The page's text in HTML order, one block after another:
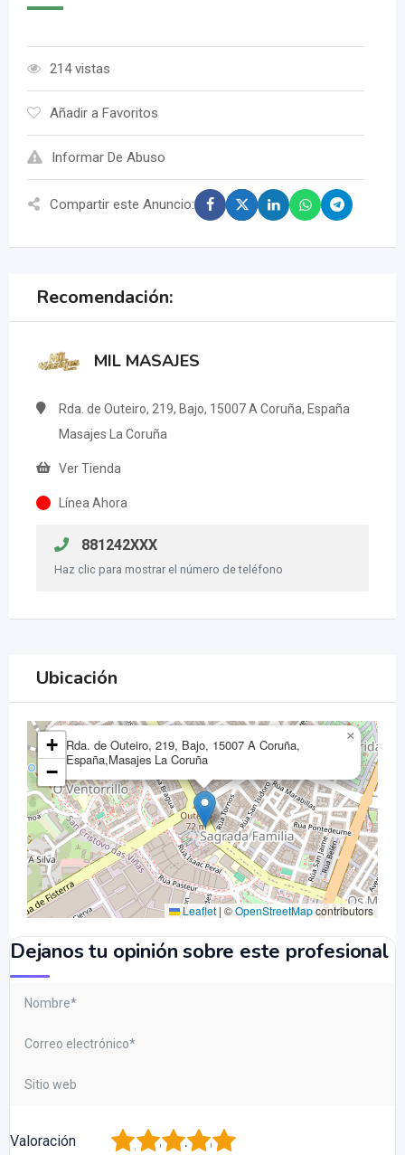
214 vistas
Añadir a Favoritos
Informar De Abuso
Compartir este Anuncio:
Recomendación:
MIL MASAJES
Rda. de Outeiro, 219, Bajo, 15007 A Coruña, España
Masajes La Coruña
Ver Tienda
Línea Ahora
881242XXX
Haz clic para mostrar el número de teléfono
Ubicación
Rda. de Outeiro, 219, Bajo, 15007 A Coruña,
España,Masajes La Coruña
×
+
−
Leaflet | ©OpenStreetMapcontributors
Dejanos tu opinión sobre este profesional
Valoración 5
4
3
2